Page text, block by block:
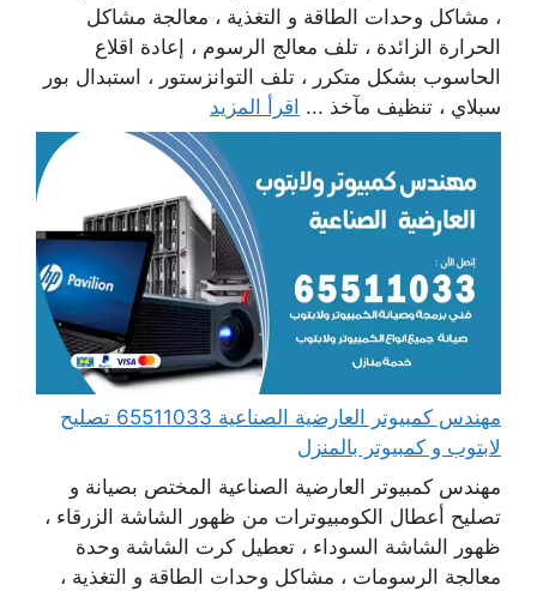
، مشاكل وحدات الطاقة و التغذية ، معالجة مشاكل
الحرارة الزائدة ، تلف معالج الرسوم ، إعادة اقلاع
الحاسوب بشكل متكرر ، تلف التوانزستور ، استبدال بور
سبلاي ، تنظيف مآخذ ... اقرأ المزيد
مهندس كمبيوتر العارضية الصناعية 65511033 تصليح
لابتوب و كمبيوتر بالمنزل
مهندس كمبيوتر العارضية الصناعية المختص بصيانة و
تصليح أعطال الكومبيوترات من ظهور الشاشة الزرقاء ،
ظهور الشاشة السوداء ، تعطيل كرت الشاشة وحدة
معالجة الرسومات ، مشاكل وحدات الطاقة و التغذية ،